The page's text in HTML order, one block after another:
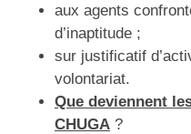
aux agents
d’inaptitude ;
sur justificatif
volontariat.
Que deviennent
CHUGA ?